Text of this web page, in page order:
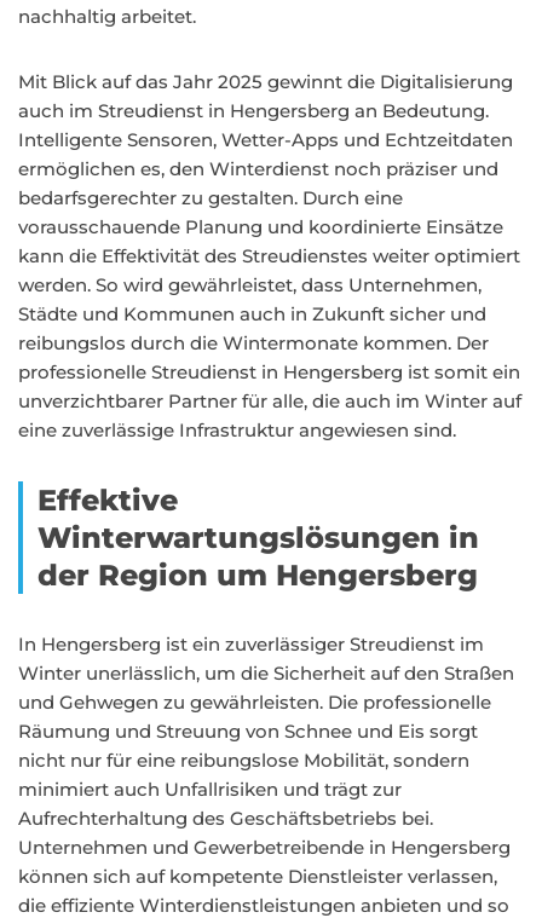
nachhaltig arbeitet.
Mit Blick auf das Jahr 2025 gewinnt die Digitalisierung
auch im Streudienst in Hengersberg an Bedeutung.
Intelligente Sensoren, Wetter-Apps und Echtzeitdaten
ermöglichen es, den Winterdienst noch präziser und
bedarfsgerechter zu gestalten. Durch eine
vorausschauende Planung und koordinierte Einsätze
kann die Effektivität des Streudienstes weiter optimiert
werden. So wird gewährleistet, dass Unternehmen,
Städte und Kommunen auch in Zukunft sicher und
reibungslos durch die Wintermonate kommen. Der
professionelle Streudienst in Hengersberg ist somit ein
unverzichtbarer Partner für alle, die auch im Winter auf
eine zuverlässige Infrastruktur angewiesen sind.
Effektive
Winterwartungslösungen in
der Region um Hengersberg
In Hengersberg ist ein zuverlässiger Streudienst im
Winter unerlässlich, um die Sicherheit auf den Straßen
und Gehwegen zu gewährleisten. Die professionelle
Räumung und Streuung von Schnee und Eis sorgt
nicht nur für eine reibungslose Mobilität, sondern
minimiert auch Unfallrisiken und trägt zur
Aufrechterhaltung des Geschäftsbetriebs bei.
Unternehmen und Gewerbetreibende in Hengersberg
können sich auf kompetente Dienstleister verlassen,
die effiziente Winterdienstleistungen anbieten und so